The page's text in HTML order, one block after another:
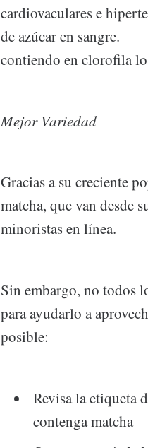
cardiovaculares
de azúcar
contiendo en clorofila
Mejor Variedad
Gracias a su creciente
matcha, que van desde
minoristas en línea.
Sin embargo, no todos
para ayudarlo a
posible:
Revisa la etiqueta
contenga matcha